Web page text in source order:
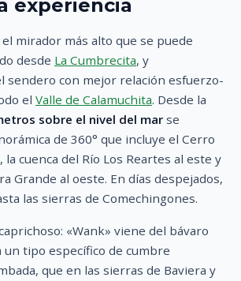
experiencia
mirador más alto que se puede
desde La Cumbrecita, y
sendero con mejor relación esfuerzo-
el Valle de Calamuchita. Desde la
sobre el nivel del mar se
de 360° que incluye el Cerro
la cuenca del Río Los Reartes al este y
Grande al oeste. En días despejados,
las sierras de Comechingones.
«Wank» viene del bávaro
un tipo específico de cumbre
que en las sierras de Baviera y